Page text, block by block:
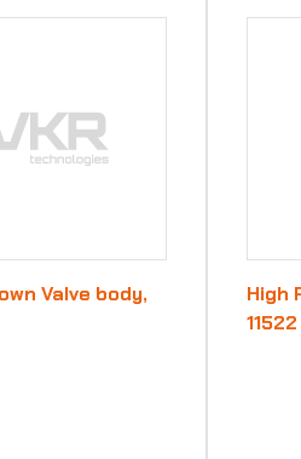
Valve body,
High
11522